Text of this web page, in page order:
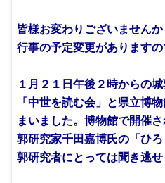
皆様お変わりございませんか
行事の予定変更がありますの
１月２１日午後２時からの
「中世を読む会」と県立博
まいました。博物館で開催
郭研究家千田嘉博氏の 「ひ
郭研究者にとっては聞き逃せ